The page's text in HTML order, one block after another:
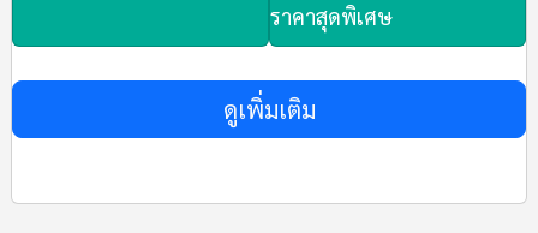
ราคาสุดพิเศษ
ดูเพิ่มเติม